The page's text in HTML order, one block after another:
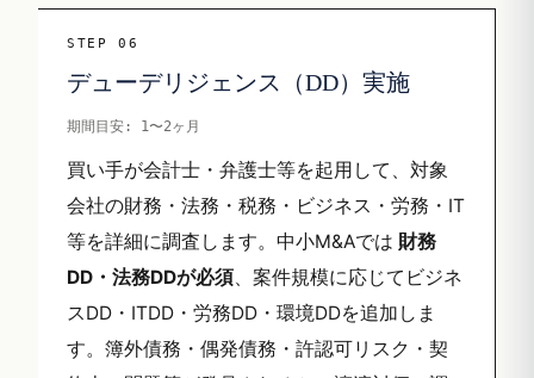
STEP 06
デューデリジェンス（DD）実施
期間目安: 1〜2ヶ月
買い手が会計士・弁護士等を起用して、対象
会社の財務・法務・税務・ビジネス・労務・IT
等を詳細に調査します。中小M&Aでは 財務
DD・法務DDが必須、案件規模に応じてビジネ
スDD・ITDD・労務DD・環境DDを追加しま
す。簿外債務・偶発債務・許認可リスク・契